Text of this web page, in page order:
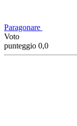
Paragonare
Voto
punteggio 0,0